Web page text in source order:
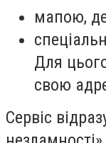
мапою,
Для
свою
Сервіс